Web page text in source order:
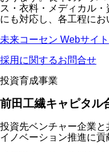
ス・衣料・メディカル
にも対応し、各工程にお
未来コーセン Webサイト
採用に関するお問合せ
投資育成事業
前田工繊キャピタル
投資先ベンチャー企業と
イノベーション推進に貢